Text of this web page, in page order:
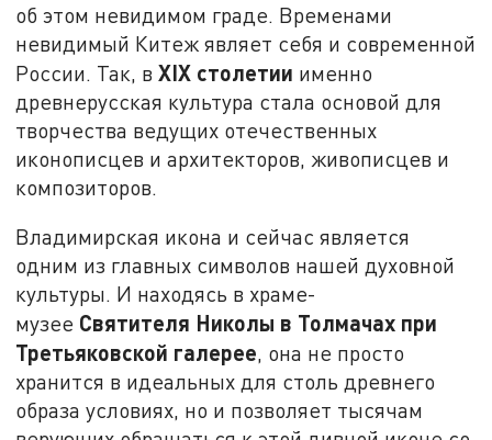
об этом невидимом граде. Временами
невидимый Китеж являет себя и современной
России. Так, вXIX столетии именно
древнерусская культура стала основой для
творчества ведущих отечественных
иконописцев и архитекторов, живописцев и
композиторов.
Владимирская икона и сейчас является
одним из главных символов нашей духовной
культуры. И находясь в храме-
музее Святителя Николы в Толмачах при
Третьяковской галерее, она не просто
хранится в идеальных для столь древнего
образа условиях, но и позволяет тысячам